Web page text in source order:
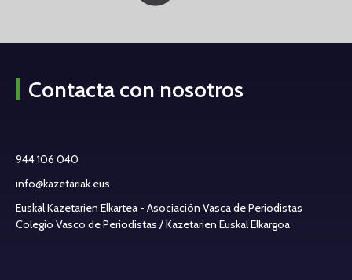
Contacta con nosotros
944 106 040
info@kazetariak.eus
Euskal Kazetarien Elkartea - Asociación Vasca de Periodistas
Colegio Vasco de Periodistas / Kazetarien Euskal Elkargoa